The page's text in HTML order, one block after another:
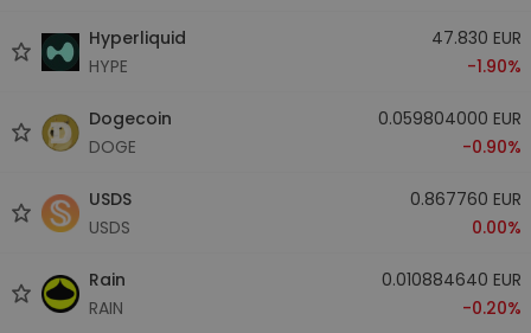
Hyperliquid
HYPE
47.830 EUR
-1.90%
Dogecoin
DOGE
0.059804000 EUR
-0.90%
USDS
USDS
0.867760 EUR
0.00%
Rain
RAIN
0.010884640 EUR
-0.20%